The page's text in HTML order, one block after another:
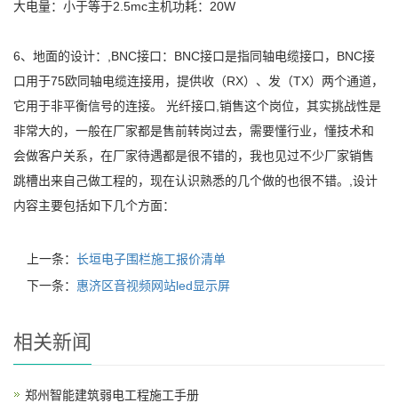
大电量：小于等于2.5mc主机功耗：20W
6、地面的设计：,BNC接口：BNC接口是指同轴电缆接口，BNC接
口用于75欧同轴电缆连接用，提供收（RX）、发（TX）两个通道，
它用于非平衡信号的连接。 光纤接口,销售这个岗位，其实挑战性是
非常大的，一般在厂家都是售前转岗过去，需要懂行业，懂技术和
会做客户关系，在厂家待遇都是很不错的，我也见过不少厂家销售
跳槽出来自己做工程的，现在认识熟悉的几个做的也很不错。,设计
内容主要包括如下几个方面：
上一条： 长垣电子围栏施工报价清单
下一条： 惠济区音视频网站led显示屏
相关新闻
郑州智能建筑弱电工程施工手册